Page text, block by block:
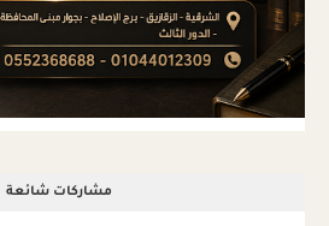
مشاركات شائعة